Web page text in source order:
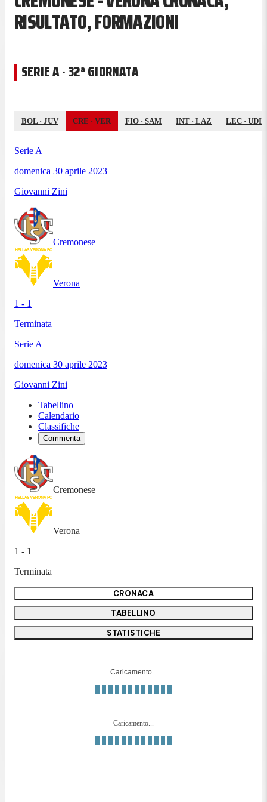
RISULTATO, FORMAZIONI
SERIE A · 32ª GIORNATA
BOL · JUV CRE · VER FIO · SAM INT · LAZ LEC · UDI
Serie A
domenica 30 aprile 2023
Giovanni Zini
Cremonese
Verona
1 - 1
Terminata
Serie A
domenica 30 aprile 2023
Giovanni Zini
Tabellino
Calendario
Classifiche
Commenta
Cremonese
Verona
1 - 1
Terminata
CRONACA
TABELLINO
STATISTICHE
Caricamento...
Caricamento...